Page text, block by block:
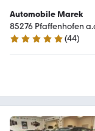
Automobile Marek
85276 Pfaffenhofen
5 Sterne
(44)